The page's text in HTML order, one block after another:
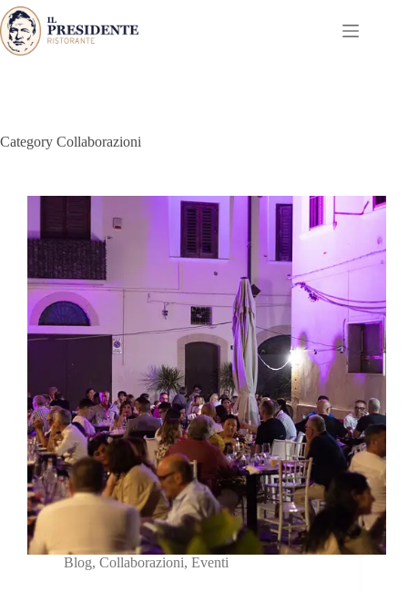
Skip
to
content
Category Collaborazioni
Blog, Collaborazioni, Eventi